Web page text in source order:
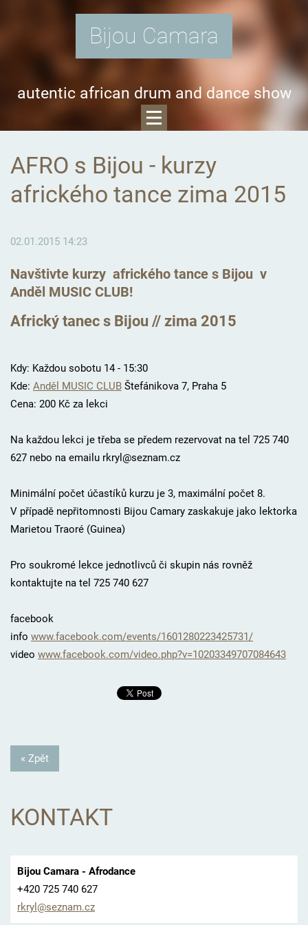
Bijou Camara
autentic african drum and dance show
AFRO s Bijou - kurzy
afrického tance zima 2015
02.01.2015 14:23
Navštivte kurzy afrického tance s Bijou v
Anděl MUSIC CLUB!
Africký tanec s Bijou // zima 2015
Kdy: Každou sobotu 14 - 15:30
Kde: Anděl MUSIC CLUBŠtefánikova 7, Praha 5
Cena: 200 Kč za lekci
Na každou lekci je třeba se předem rezervovat na tel 725 740
627 nebo na emailu rkryl@seznam.cz
Minimální počet účastíků kurzu je 3, maximální počet 8.
V případě nepřitomnosti Bijou Camary zaskakuje jako lektorka
Marietou Traoré (Guinea)
Pro soukromé lekce jednotlivců či skupin nás rovněž
kontaktujte na tel 725 740 627
facebook
info www.facebook.com/events/1601280223425731/
video www.facebook.com/video.php?v=10203349707084643
« Zpět
KONTAKT
Bijou Camara - Afrodance
+420 725 740 627
rkryl@seznam.cz